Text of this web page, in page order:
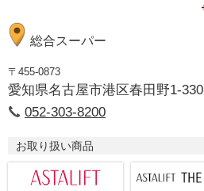
総合スーパー
〒455-0873
愛知県名古屋市港区春田野1-330
052-303-8200
お取り扱い商品